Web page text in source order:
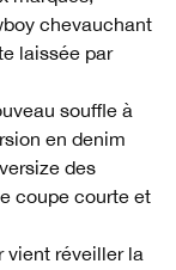
chevauchant
laissée par
souffle à
en denim
des
coupe courte et
vient réveiller la